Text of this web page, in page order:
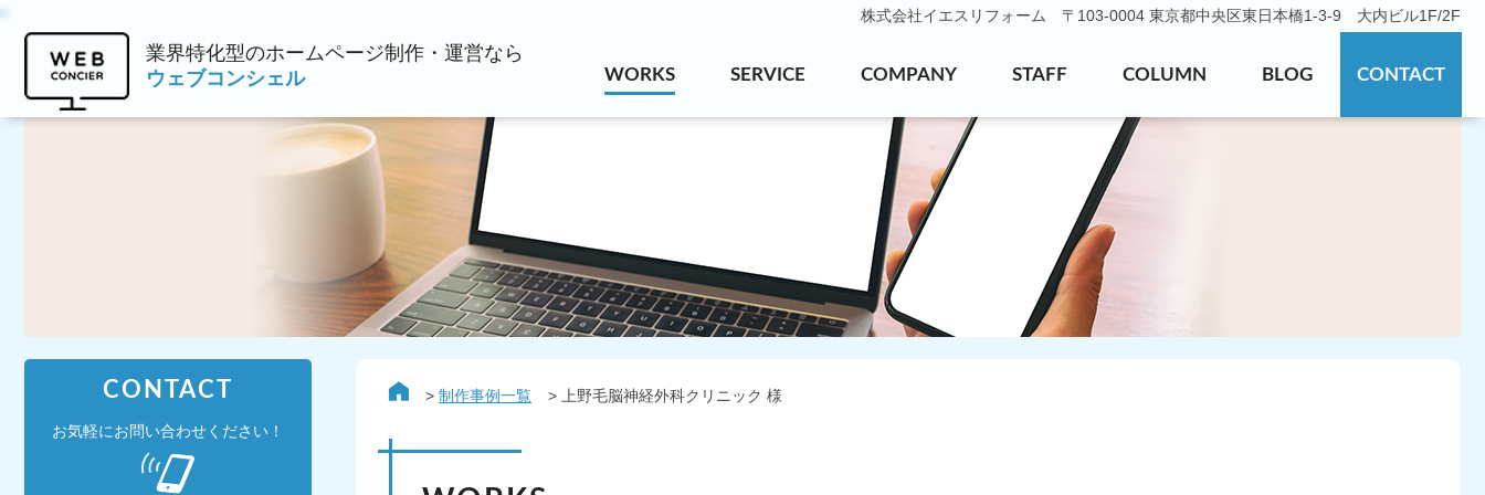
株式会社イエスリフォーム 〒103-0004 東京都中央区東日本橋1-3-9 大内ビル1F/2F
業界特化型のホームページ制作・運営なら
ウェブコンシェル
WORKS SERVICE COMPANY STAFF COLUMN BLOG CONTACT
制作事例一覧 上野毛脳神経外科クリニック 様
CONTACT
お気軽にお問い合わせください！